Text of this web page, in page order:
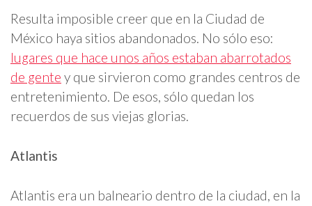
Resulta imposible creer que en la Ciudad de
México haya sitios abandonados. No sólo eso:
lugares que hace unos años estaban abarrotados
de gente y que sirvieron como grandes centros de
entretenimiento. De esos, sólo quedan los
recuerdos de sus viejas glorias.
Atlantis
Atlantis era un balneario dentro de la ciudad, en la